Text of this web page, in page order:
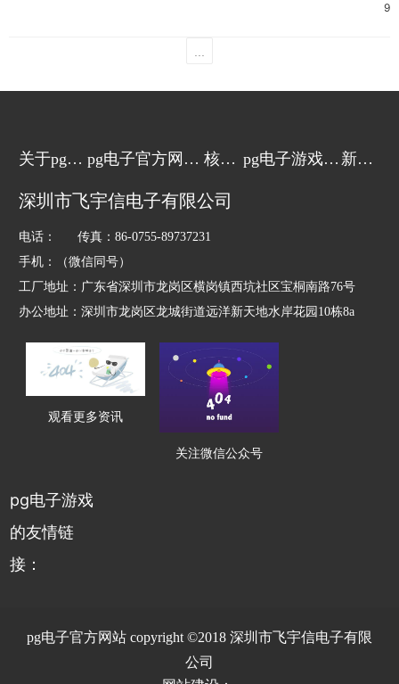
9
...
关于pg电
子游戏
pg电子官方网站
的产品中心
核心 pg电子游戏的 新闻
深圳市飞宇信电子有限公司
电话： 传真：86-0755-89737231
手机：（微信同号）
工厂地址：广东省深圳市龙岗区横岗镇西坑社区宝桐南路76号
办公地址：深圳市龙岗区龙城街道远洋新天地水岸花园10栋8a
观看更多资讯
关注微信公众号
pg电子游戏
的友情链
接：
pg电子官方网站 copyright ©2018 深圳市飞宇信电子有限
公司